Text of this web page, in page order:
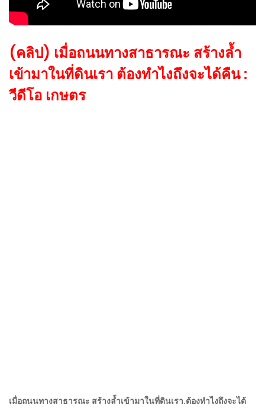
(คลิป) เมื่อถนนทางสาธารณะ​ สร้างล้ำ
เข้ามาในที่ดินเรา ต้องทำไงถึงจะได้คืน :
วีดีโอ เกษตร
เมื่อถนนทางสาธารณะ​ สร้างล้ำเข้ามาในที่ดินเรา.ต้องทำไงถึงจะได้